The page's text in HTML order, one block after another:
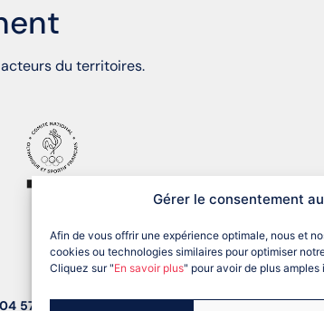
Gérer le consentement
Afin de vous offrir une expérience optimale, nous et
cookies ou technologies similaires pour optimiser
Cliquez sur "En savoir plus" pour avoir de plus amples
du territoires.
57 EMAIL :